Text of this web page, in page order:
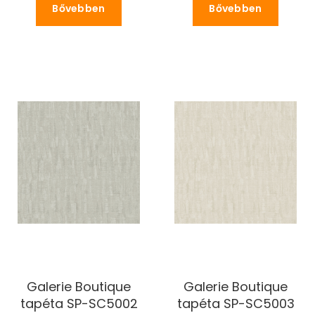
Bővebben Bővebben
Galerie Boutique
tapéta SP-SC5002
Galerie Boutique
tapéta SP-SC5003